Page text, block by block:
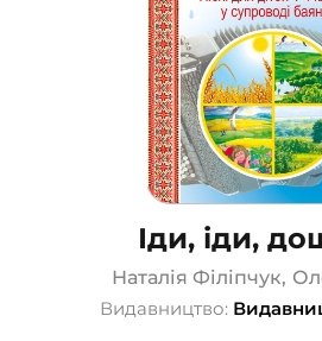
Подарункові сертифікати (1)
Іди, іди,
Наталія Філіпчук,
Видавництво: